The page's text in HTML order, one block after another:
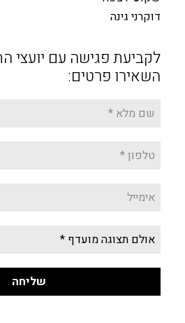
דוקרני גינה
לקביעת פגישה עם יועצי
השאירו פרטים: